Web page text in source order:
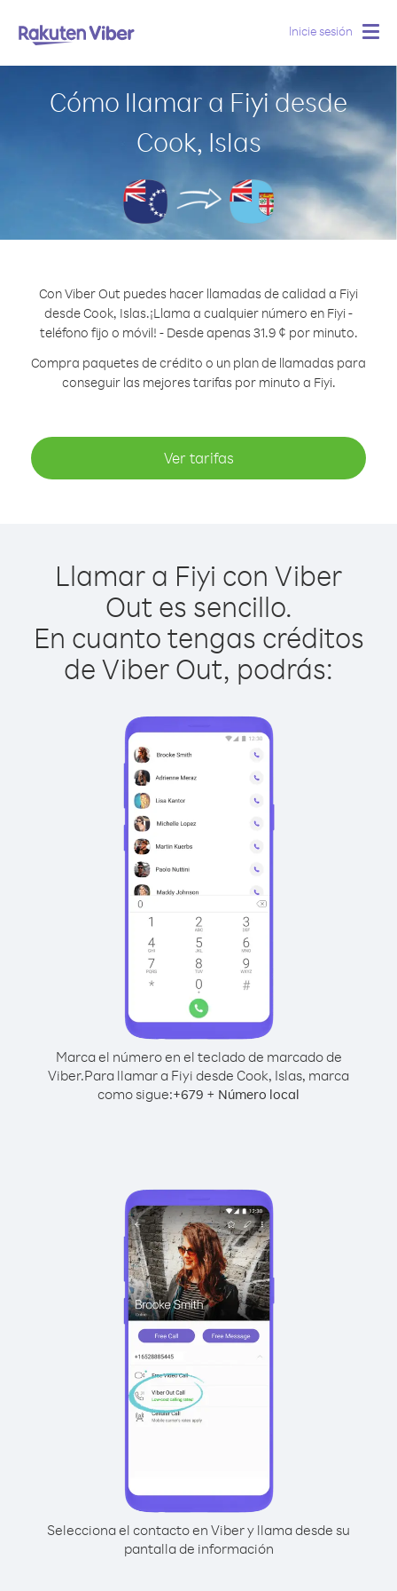
Inicie sesión
Cómo llamar a Fiyi desde
Cook, Islas
Con Viber Out puedes hacer llamadas de calidad a Fiyi
desde Cook, Islas.¡Llama a cualquier número en Fiyi -
teléfono fijo o móvil! - Desde apenas 31.9 ¢ por minuto.
Compra paquetes de crédito o un plan de llamadas para
conseguir las mejores tarifas por minuto a Fiyi.
Ver tarifas
Llamar a Fiyi con Viber
Out es sencillo.
En cuanto tengas créditos
de Viber Out, podrás:
Marca el número en el teclado de marcado de
Viber.Para llamar a Fiyi desde Cook, Islas, marca
como sigue:+679 + Número local
Selecciona el contacto en Viber y llama desde su
pantalla de información